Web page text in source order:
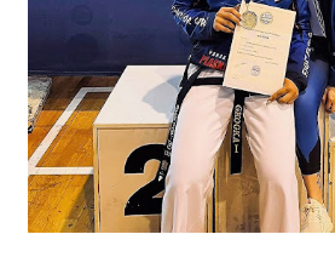
ΠΟΛΙΤΙΣΜΟΣ
ΤΕΧΝΟΛΟΓΙΑ
ΔΙΕΘΝΗ